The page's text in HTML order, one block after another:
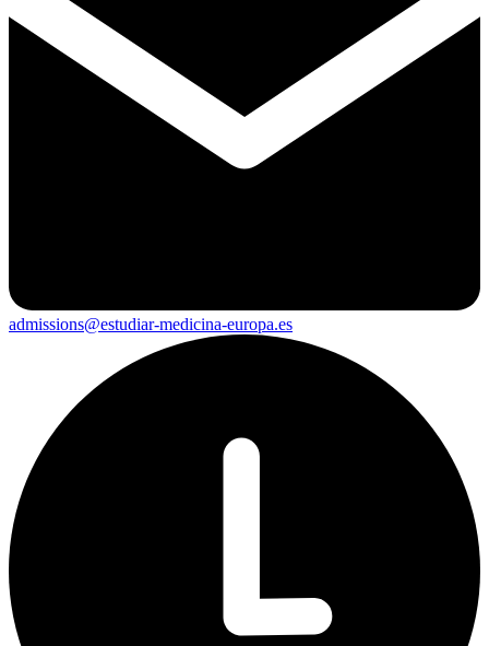
admissions@estudiar-medicina-europa.es